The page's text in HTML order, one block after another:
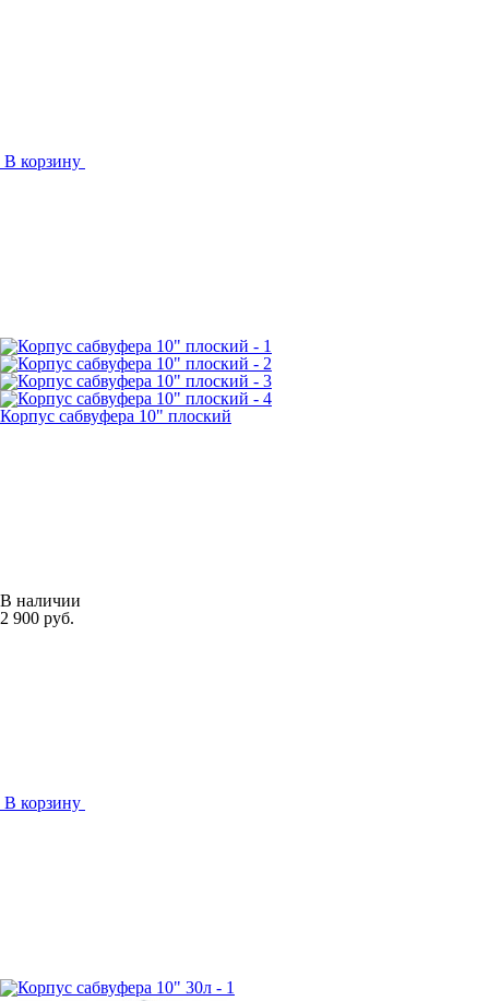
В корзину
Корпус сабвуфера 10" плоский
В наличии
2 900 руб.
В корзину